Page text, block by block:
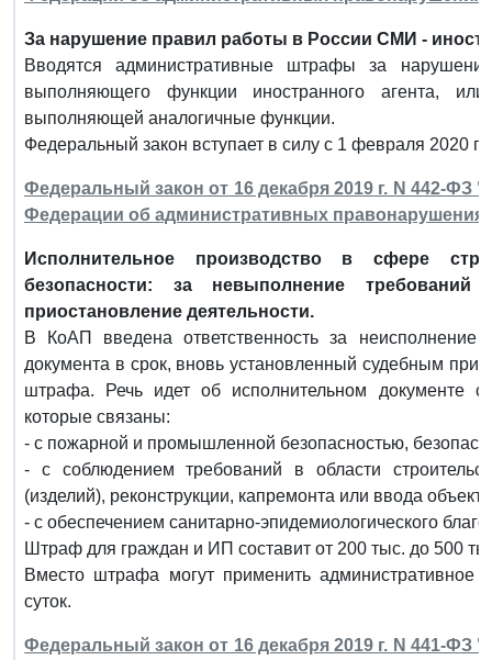
За нарушение правил работы в России СМИ -
Вводятся административные штрафы за
выполняющего функции иностранного агента,
выполняющей аналогичные функции.
Федеральный закон вступает в силу с 1 февраля 2020 г.
Федеральный закон от 16 декабря 2019 г. N 442-ФЗ
Федерации об административных
Исполнительное производство в сфере
безопасности: за невыполнение
приостановление деятельности.
В КоАП введена ответственность за неисполнение
документа в срок, вновь установленный судебным
штрафа. Речь идет об исполнительном документе с
которые связаны:
- с пожарной и промышленной безопасностью,
- с соблюдением требований в области
(изделий), реконструкции, капремонта или ввода
- с обеспечением санитарно-эпидемиологического
Штраф для граждан и ИП составит от 200 тыс. до 500
Вместо штрафа могут применить административное
суток.
Федеральный закон от 16 декабря 2019 г. N 441-ФЗ